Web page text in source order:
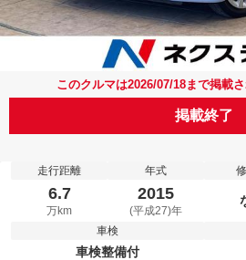
このクルマは2026/07/18まで掲載さ
掲載終了
走行距離
6.7
万km
年式
2015
(平成27)年
車検
車検整備付